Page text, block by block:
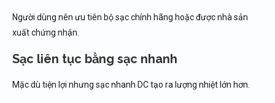
Người dùng nên ưu tiên bộ sạc chính hãng hoặc được nhà sản
xuất chứng nhận.
Sạc liên tục bằng sạc nhanh
Mặc dù tiện lợi nhưng sạc nhanh DC tạo ra lượng nhiệt lớn hơn.